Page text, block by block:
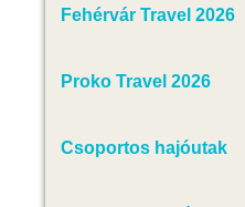
Fehérvár Travel 2026
Proko Travel 2026
Csoportos hajóutak